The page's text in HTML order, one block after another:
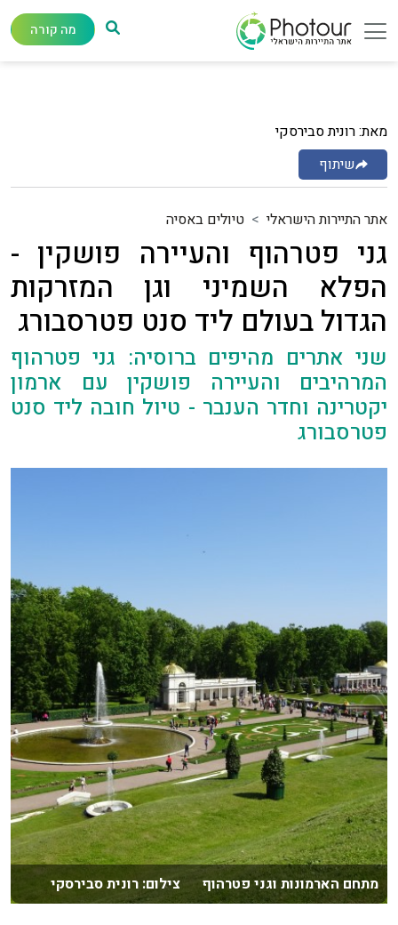
מה קורה
מאת: רונית סבירסקי
שיתוף
אתר התיירות הישראלי טיולים באסיה
גני פטרהוף והעיירה פושקין -
הפלא השמיני וגן המזרקות
הגדול בעולם ליד סנט פטרסבורג
שני אתרים מהיפים ברוסיה: גני פטרהוף
המרהיבים והעיירה פושקין עם ארמון
יקטרינה וחדר הענבר - טיול חובה ליד סנט
פטרסבורג
מתחם הארמונות וגני פטרהוף צילום: רונית סבירסקי